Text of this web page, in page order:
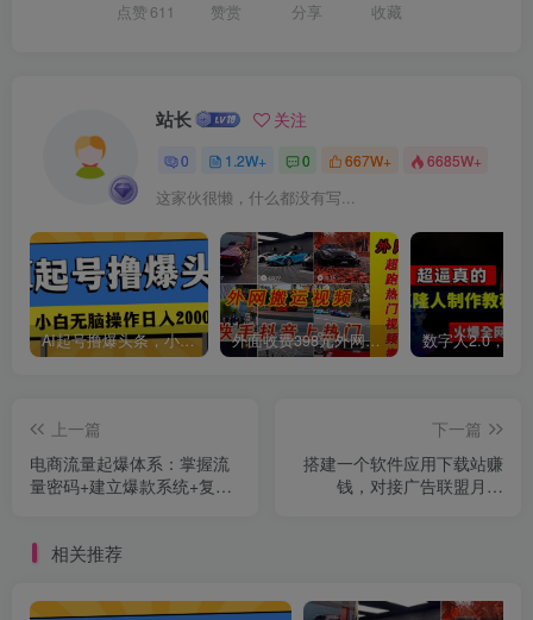
点赞 611 赞赏 分享 收藏
站长 关注
0 1.2W+ 0 667W+ 6685W+
这家伙很懒，什么都没有写...
AI起号撸爆头条，小白也能操作，日入2000+ 外面收费398元外网超跑豪车汽车视频搬运至快手抖音上热门项目
上一篇
电商流量起爆体系：掌握流
量密码+建立爆款系统+复制
下一篇
搭建一个软件应用下载站赚
钱，对接广告联盟月入
相关推荐